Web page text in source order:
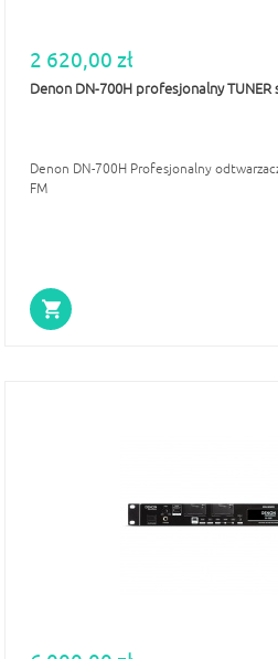
2 620,00 zł
Denon DN-700H profesjonalny TUNER
Denon DN-700H Profesjonalny
FM